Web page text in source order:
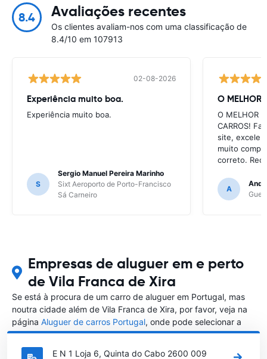
8.4 Avaliações recentes
Os clientes avaliam-nos com uma classificação de
8.4/10 em 107913
02-08-2026
Experiência muito boa.
Experiência muito boa.
S
Sergio Manuel Pereira Marinho
Sixt Aeroporto de Porto-Francisco
Sá Carneiro
O MELHOR
O MELHOR
CARROS!
site,
muito
correto.
A
Empresas de aluguer em e perto
de Vila Franca de Xira
Se está à procura de um carro de aluguer em Portugal, mas
noutra cidade além de Vila Franca de Xira, por favor, veja na
página Aluguer de carros Portugal, onde pode selecionar a
outra cidade em Portugal que gostaria de alugar um carro
E N 1 Loja 6, Quinta do Cabo 2600 009